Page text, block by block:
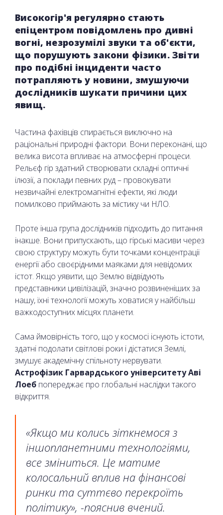
Високогір'я регулярно стають
епіцентром повідомлень про дивні
вогні, незрозумілі звуки та об'єкти,
що порушують закони фізики. Звіти
про подібні інциденти часто
потрапляють у новини, змушуючи
дослідників шукати причини цих
явищ.
Частина фахівців спирається виключно на
раціональні природні фактори. Вони переконані, що
велика висота впливає на атмосферні процеси.
Рельєф гір здатний створювати складні оптичні
ілюзії, а поклади певних руд – провокувати
незвичайні електромагнітні ефекти, які люди
помилково приймають за містику чи НЛО.
Проте інша група дослідників підходить до питання
інакше. Вони припускають, що гірські масиви через
свою структуру можуть бути точками концентрації
енергії або своєрідними маяками для невідомих
істот. Якщо уявити, що Землю відвідують
представники цивілізацій, значно розвиненіших за
нашу, їхні технології можуть ховатися у найбільш
важкодоступних місцях планети.
Сама ймовірність того, що у космосі існують істоти,
здатні подолати світлові роки і дістатися Землі,
змушує академічну спільноту нервувати.
Астрофізик Гарвардського університету Аві
Лоеб попереджає про глобальні наслідки такого
відкриття.
«Якщо ми колись зіткнемося з
іншопланетними технологіями,
все зміниться. Це матиме
колосальний вплив на фінансові
ринки та суттєво перекроїть
політику», -пояснив вчений.